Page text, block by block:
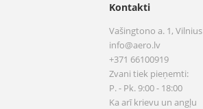
Kontakti
Vašingtono a. 1, Vilnius
info@aero.lv
+371 66100919
Zvani tiek pieņemti:
P. - Pk. 9:00 - 18:00
Ka arī krievu un angļu